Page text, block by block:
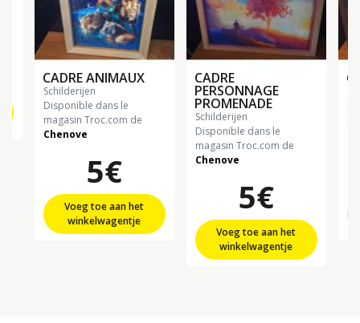
CADRE ANIMAUX
schilderijen
Disponible dans le
magasin Troc.com de
Chenove
5€
Voeg toe aan het
winkelwagentje
CADRE
PERSONNAGE
PROMENADE
schilderijen
Disponible dans le
magasin Troc.com de
Chenove
5€
Voeg toe aan het
winkelwagentje